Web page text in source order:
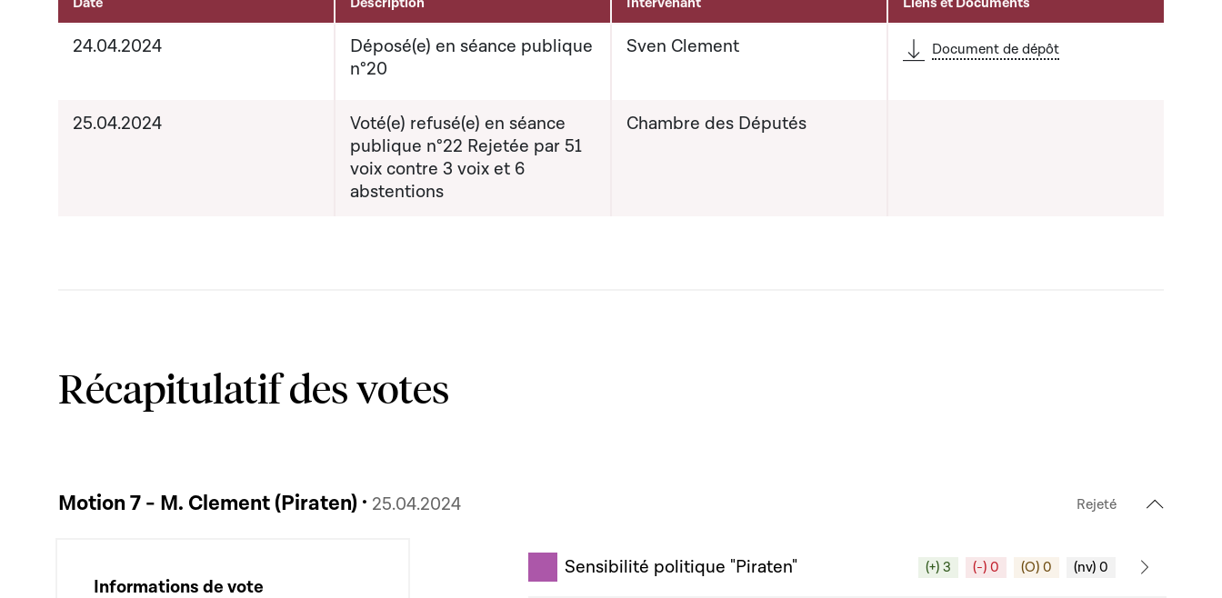
Activités sur le dossier
24.04.2024
Déposé(e) en séance publique
n°20
Sven Clement Document de dépôt
25.04.2024
Voté(e) refusé(e) en séance
publique n°22 Rejetée par 51
voix contre 3 voix et 6
abstentions
Chambre des Députés
Récapitulatif des votes
Motion 7 - M. Clement (Piraten) · 25.04.2024 Rejeté
Informations de vote
Sensibilité politique "Piraten" (+) 3 (-) 0 (O) 0 (nv) 0